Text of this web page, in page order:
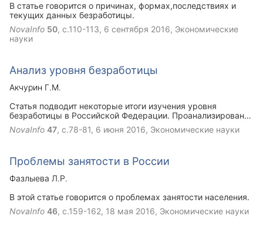
В статье говорится о причинах, формах,последствиях и
текущих данных безработицы.
NovaInfo 50, с.110-113, 6 сентября 2016, Экономические
науки
Анализ уровня безработицы
Акчурин Г.М.
Статья подводит некоторые итоги изучения уровня
безработицы в Российской Федерации. Проанализированы
характерные особенности на примере республики
Башкортостан и республики Татарстан. Процентное
соответствующей возрастной группы является уровнем
NovaInfo 47, с.78-81, 6 июня 2016, Экономические науки
Проблемы занятости в России
Фазлыева Л.Р.
В этой статье говорится о проблемах занятости населения.
NovaInfo 46, с.159-162, 18 мая 2016, Экономические науки